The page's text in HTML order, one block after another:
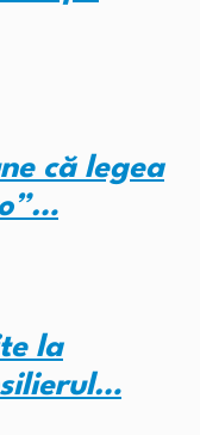
că legea
la